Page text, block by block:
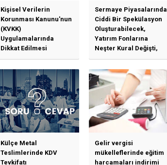
Kişisel Verilerin
Korunması Kanunu'nun
(KVKK)
Uygulamalarında
Dikkat Edilmesi
Gereken Özet Başlıklar
Sermaye Piyasalarında
Ciddi Bir Spekülasyon
Oluşturabilecek,
Yatırım Fonlarına
Neşter Kural Değişti,
SPK’dan Kritik Hamle
Haberlerine Sermaye
Piyasası Kurulundan
Yalanlama Ve Yerinde
Bir Açıklama Geldi
Külçe Metal
Teslimlerinde KDV
Tevkifatı
Gelir vergisi
mükelleflerinde eğitim
harcamaları indirimi